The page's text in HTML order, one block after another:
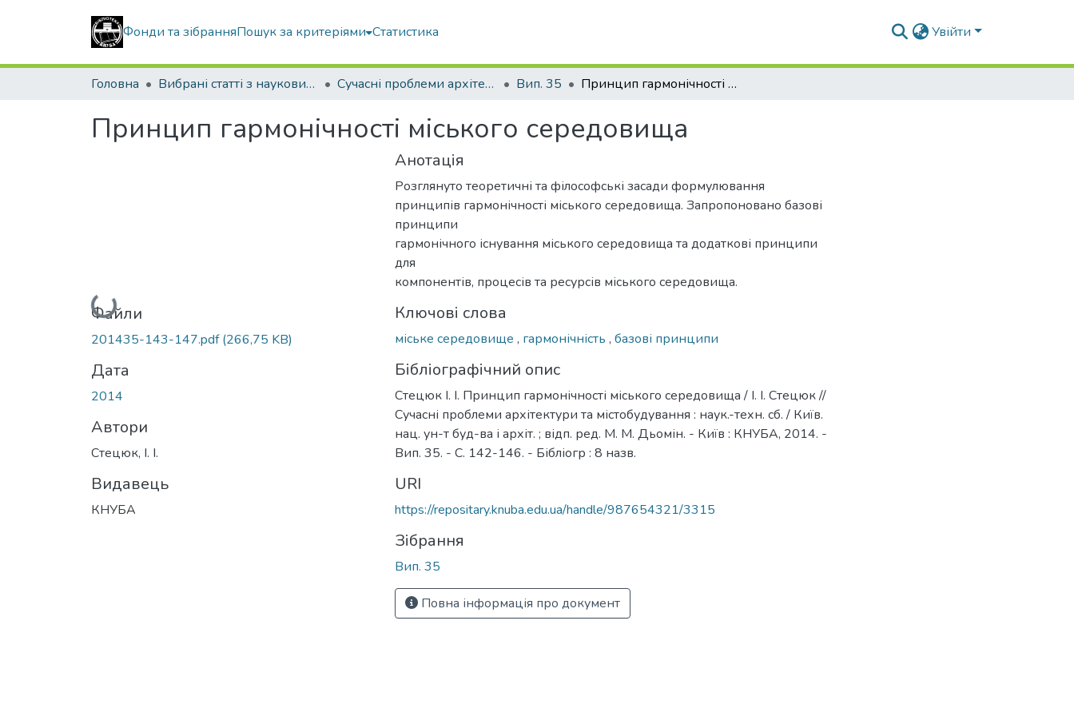
Фонди та зібранняПошук за критеріями Статистика Увійти
Головна Вибрані статті з наукових збірників КНУБА Сучасні проблеми архітектури та містобудування Вип. 35 Принцип гармонічності міського середовища
Принцип гармонічності міського середовища
Вантажиться...
Файли
201435-143-147.pdf(266,75 KB)
Дата
2014
Автори
Стецюк, І. І.
Видавець
КНУБА
Анотація
Розглянуто теоретичні та філософські засади формулювання
принципів гармонічності міського середовища. Запропоновано базові
принципи
гармонічного існування міського середовища та додаткові принципи
для
компонентів, процесів та ресурсів міського середовища.
Ключові слова
міське середовище , гармонічність , базові принципи
Бібліографічний опис
Стецюк І. І. Принцип гармонічності міського середовища / І. І. Стецюк //
Сучасні проблеми архітектури та містобудування : наук.-техн. сб. / Київ.
нац. ун-т буд-ва і архіт. ; відп. ред. М. М. Дьомін. - Київ : КНУБА, 2014. -
Вип. 35. - С. 142-146. - Бібліогр : 8 назв.
URI
https://repositary.knuba.edu.ua/handle/987654321/3315
Зібрання
Вип. 35
Повна інформація про документ